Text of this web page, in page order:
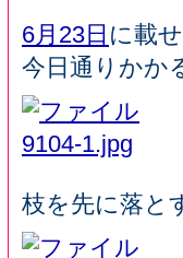
6月23日 に載
今日通りかか
枝を先に落と